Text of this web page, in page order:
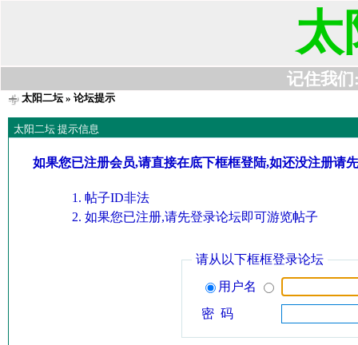
太
记住我们
太阳二坛» 论坛提示
太阳二坛 提示信息
如果您已注册会员,请直接在底下框框登陆,如还没注册请
帖子ID非法
如果您已注册,请先登录论坛即可游览帖子
请从以下框框登录论坛
用户名
密 码